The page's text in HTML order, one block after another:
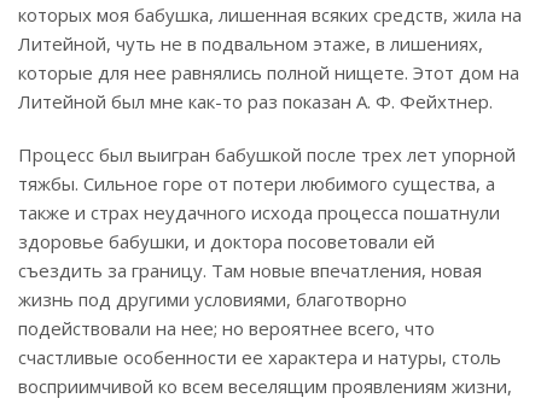
которых моя бабушка, лишенная всяких средств, жила на
Литейной, чуть не в подвальном этаже, в лишениях,
которые для нее равнялись полной нищете. Этот дом на
Литейной был мне как-то раз показан А. Ф. Фейхтнер.
Процесс был выигран бабушкой после трех лет упорной
тяжбы. Сильное горе от потери любимого существа, а
также и страх неудачного исхода процесса пошатнули
здоровье бабушки, и доктора посоветовали ей
съездить за границу. Там новые впечатления, новая
жизнь под другими условиями, благотворно
подействовали на нее; но вероятнее всего, что
счастливые особенности ее характера и натуры, столь
восприимчивой ко всем веселящим проявлениям жизни,